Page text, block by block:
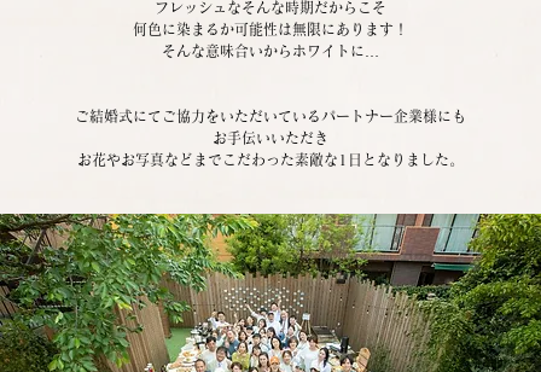
フレッシュなそんな時期だからこそ
何色に染まるか可能性は無限にあります！
そんな意味合いからホワイトに…
ご結婚式にてご協力をいただいているパートナー企業様にも
お手伝いいただき
お花やお写真などまでこだわった素敵な1日となりました。